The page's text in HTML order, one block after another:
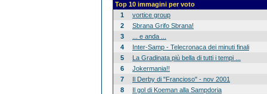
Top 10 immagini per voto
1
vortice group
2
Sbrana Grifo Sbrana!
3
... e anda ...
4
Inter-Samp - Telecronaca dei minuti finali
5
La Gradinata più bella di tutti i tempi ...
6
Jokermania!!
7
Il Derby di "Francioso" - nov 2001
8
Il gol di Koeman alla Sampdoria